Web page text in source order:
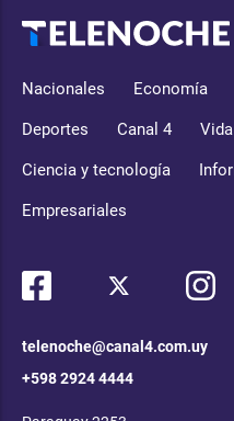
Nacionales Economía
Deportes Canal 4
Ciencia y tecnología
Empresariales
telenoche@canal4.com.uy
+598 2924 4444